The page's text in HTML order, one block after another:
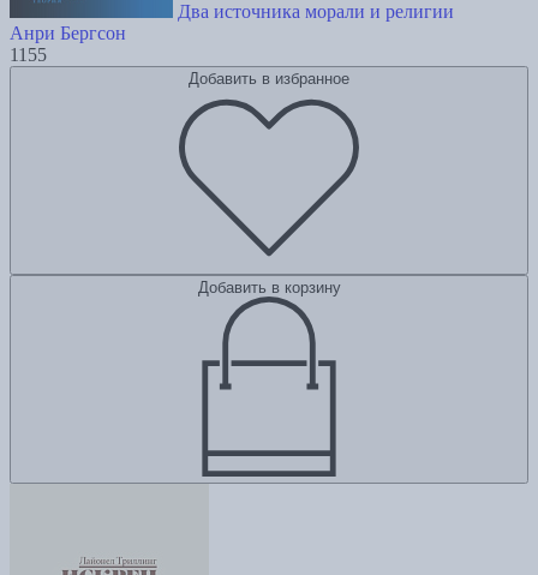
Два источника морали и религии
Анри Бергсон
1155
Добавить в избранное
Добавить в корзину